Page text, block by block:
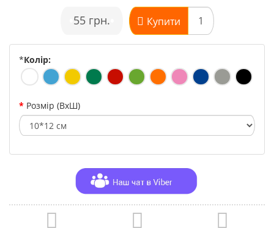
55 грн. Купити
*Колір:
Розмір (ВхШ)